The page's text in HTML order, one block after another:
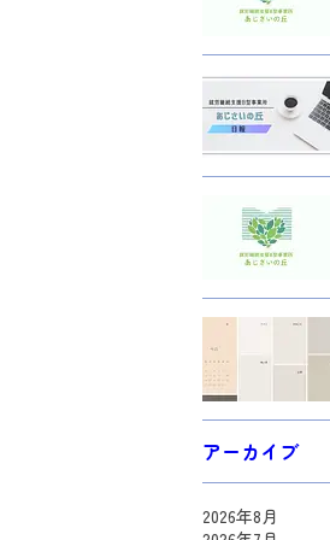
アーカイブ
2026年8月